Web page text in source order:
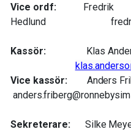
Vice ordf:Fredrik
Hedlund
Kassör: Klas
Vice kassör: Anders
Sekreterare: